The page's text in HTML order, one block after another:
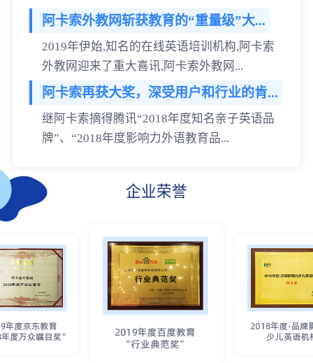
阿卡索外教网斩获教育的“重量级”大...
2019年伊始,知名的在线英语培训机构,阿卡索
外教网迎来了重大喜讯,阿卡索外教网...
阿卡索再获大奖，深受用户和行业的肯...
继阿卡索摘得腾讯“2018年度知名亲子英语品
牌”、“2018年度影响力外语教育品...
企业荣誉